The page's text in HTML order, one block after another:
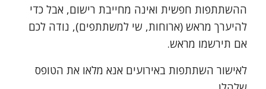
ההשתתפות חפשית ואינה מחייבת רישום, אבל כדי
להיערך מראש (ארוחות, שי למשתתפים), נודה לכם
אם תירשמו מראש.
לאישור השתתפות באירועים אנא מלאו את הטופס